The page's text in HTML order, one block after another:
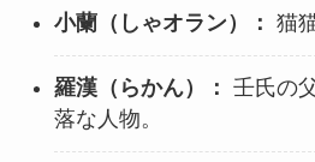
小蘭（しゃオラン）： 猫
羅漢（らかん）： 壬氏の
落な人物。